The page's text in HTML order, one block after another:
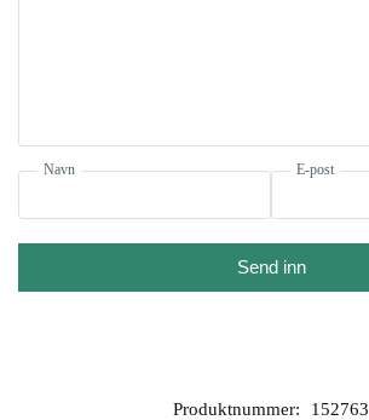
Navn E-post
Send inn
Produktnummer: 152763